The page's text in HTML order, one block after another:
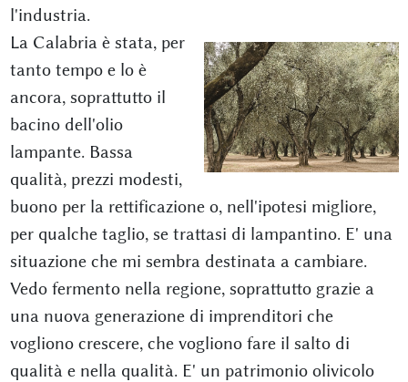
l'industria.
La Calabria è stata, per
tanto tempo e lo è
ancora, soprattutto il
bacino dell'olio
lampante. Bassa
qualità, prezzi modesti,
buono per la rettificazione o, nell'ipotesi migliore,
per qualche taglio, se trattasi di lampantino. E' una
situazione che mi sembra destinata a cambiare.
Vedo fermento nella regione, soprattutto grazie a
una nuova generazione di imprenditori che
vogliono crescere, che vogliono fare il salto di
qualità e nella qualità. E' un patrimonio olivicolo